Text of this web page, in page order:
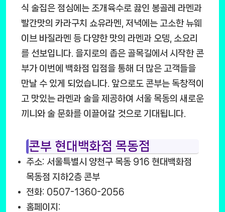
식 술집은 점심에는 조개육수로 끓인 봉골레 라멘과
빨간맛의 카라구치 쇼유라멘, 저녁에는 고소한 뉴웨
이브 바질라멘 등 다양한 맛의 라멘과 오뎅, 소요리
를 선보입니다. 을지로의 좁은 골목길에서 시작한 콘
부가 이번에 백화점 입점을 통해 더 많은 고객들을
만날 수 있게 되었습니다. 앞으로도 콘부는 독창적이
고 맛있는 라멘과 술을 제공하여 서울 목동의 새로운
끼니와 술 문화를 이끌어갈 것으로 기대됩니다.
콘부 현대백화점 목동점
주소: 서울특별시 양천구 목동 916 현대백화점
목동점 지하2층 콘부
전화: 0507-1360-2056
홈페이지: